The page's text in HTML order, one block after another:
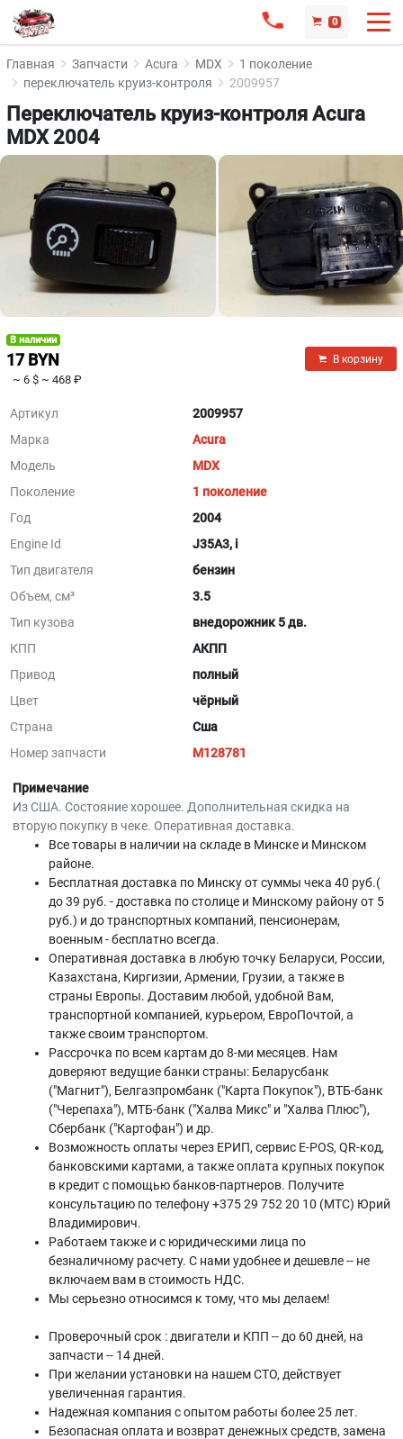
0
Главная Запчасти Acura MDX
1 поколение
переключатель круиз-контроля
2009957
Переключатель круиз-контроля Acura
MDX 2004
В наличии
17 BYN
~ 6 $ ~ 468 ₽
В корзину
Артикул
2009957
Марка
Acura
Модель
MDX
Поколение
1 поколение
Год
2004
Engine Id
J35A3, i
Тип двигателя
бензин
Объем, см³
3.5
Тип кузова
внедорожник 5 дв.
КПП
АКПП
Привод
полный
Цвет
чёрный
Страна
Сша
Номер запчасти
M128781
Примечание
Из США. Состояние хорошее. Дополнительная скидка на
вторую покупку в чеке. Оперативная доставка.
Все товары в наличии на складе в Минскe и Минском
районе.
Бесплатная доставка по Минску от суммы чека 40 руб.(
до 39 руб. - доставка по столице и Минскому району от 5
руб.) и до транспортных компаний, пенсионерам,
военным - бесплатно всегда.
Оперативная доставка в любую точку Беларуси, России,
Казахстана, Киргизии, Армении, Грузии, а также в
страны Европы. Доставим любой, удобной Вам,
транспортной компанией, курьером, ЕвроПочтой, а
также своим транспортом.
Рассрочка по всем картам до 8-ми месяцев. Нам
доверяют ведущие банки страны: Беларусбанк
("Магнит"), Белгазпромбанк ("Карта Покупок"), ВТБ-банк
("Черепаха"), МТБ-банк ("Халва Микс" и "Халва Плюс"),
Сбербанк ("Картофан") и др.
Возможность оплаты через ЕРИП, сервис E-POS, QR-код,
банковскими картами, а также оплата крупных покупок
в кредит с помощью банков-партнеров. Получите
консультацию по телефону +375 29 752 20 10 (МТС) Юрий
Владимирович.
Работаем также и с юридическими лица по
безналичному расчету. С нами удобнее и дешевле -- не
включаем вам в стоимость НДС.
Мы серьезно относимся к тому, что мы делаем!
Проверочный срок : двигатели и КПП -- до 60 дней, на
запчасти -- 14 дней.
При желании установки на нашем СТО, действует
увеличенная гарантия.
Надежная компания с опытом работы более 25 лет.
Безопасная оплата и возврат денежных средств, замена